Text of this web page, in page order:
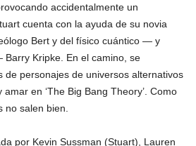
accidentalmente un
cuenta con la ayuda de su novia
Bert y del físico cuántico — y
Kripke. En el camino, se
de personajes de universos alternativos
en ‘The Big Bang Theory’. Como
no salen bien.
por Kevin Sussman (Stuart), Lauren